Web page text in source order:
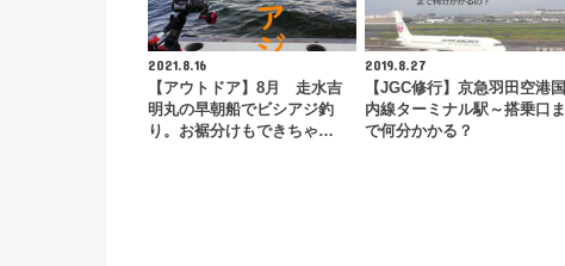
2021.8.16
【アウトドア】8月 走水吉
明丸の早朝船でビシアジ釣
り。お裾分けもできちゃ…
2019.8.27
【JGC修行】京急羽田空港国
内線ターミナル駅～搭乗口ま
で何分かかる？